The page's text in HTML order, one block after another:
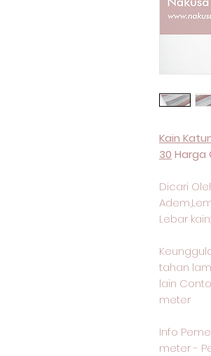
Kain
30 Harga
Dicari
Lebar
tahan
lain
meter
Info
meter -